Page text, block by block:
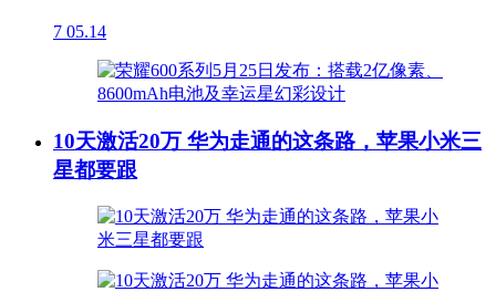
7 05.14
10天激活20万 华为走通的这条路，苹果小米三
星都要跟